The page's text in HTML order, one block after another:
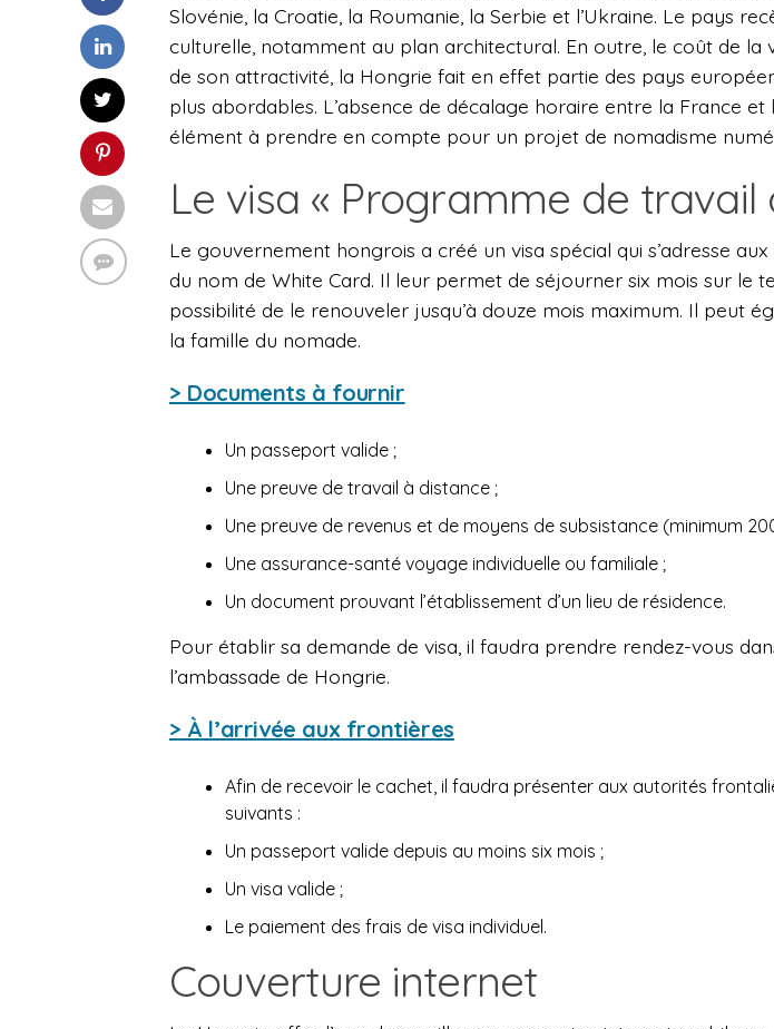
Slovénie, la Croatie, la Roumanie, la Serbie et l’Ukraine. Le pays
culturelle, notamment au plan architectural. En outre, le coût de la
de son attractivité, la Hongrie fait en effet partie des pays
plus abordables. L’absence de décalage horaire entre la France et
élément à prendre en compte pour un projet de nomadisme
Le visa « Programme de travail
Le gouvernement hongrois a créé un visa spécial qui s’adresse
du nom de White Card. Il leur permet de séjourner six mois sur le
possibilité de le renouveler jusqu’à douze mois maximum. Il peut
la famille du nomade.
> Documents à fournir
Un passeport valide ;
Une preuve de travail à distance ;
Une preuve de revenus et de moyens de subsistance (minimum
Une assurance-santé voyage individuelle ou familiale ;
Un document prouvant l’établissement d’un lieu de résidence.
Pour établir sa demande de visa, il faudra prendre rendez-vous
l’ambassade de Hongrie.
> À l’arrivée aux frontières
Afin de recevoir le cachet, il faudra présenter aux autorités
suivants :
Un passeport valide depuis au moins six mois ;
Un visa valide ;
Le paiement des frais de visa individuel.
Couverture internet